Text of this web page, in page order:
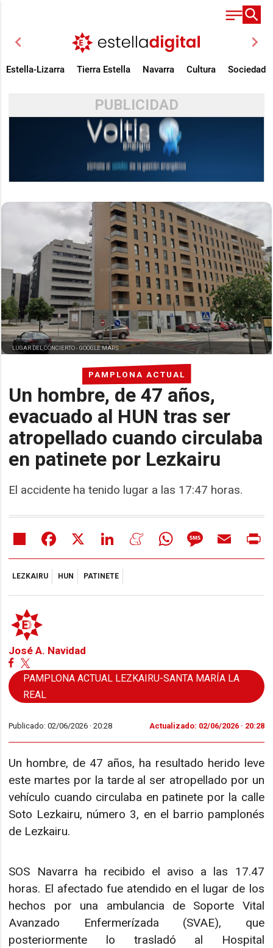
chevron_left chevron_right
Estella-Lizarra Tierra Estella Navarra Cultura Sociedad
PUBLICIDAD
PAMPLONA ACTUAL
Un hombre, de 47 años,
evacuado al HUN tras ser
atropellado cuando circulaba
en patinete por Lezkairu
El accidente ha tenido lugar a las 17:47 horas.
LUGAR DEL CONCIERTO -GOOGLE MAPS
Share Facebook LinkedIn MeneameWhatsAppMessageEmail
LEZKAIRU HUN PATINETE
José A. Navidad
PAMPLONA ACTUAL LEZKAIRU-SANTA MARÍA LA
REAL
Publicado: 02/06/2026 ·20:28 Actualizado: 02/06/2026 · 20:28
Un hombre, de 47 años, ha resultado herido leve
este martes por la tarde al ser atropellado por un
vehículo cuando circulaba en patinete por la calle
Soto Lezkairu, número 3, en el barrio pamplonés
de Lezkairu.
SOS Navarra ha recibido el aviso a las 17.47
horas. El afectado fue atendido en el lugar de los
hechos por una ambulancia de Soporte Vital
Avanzado Enfermerízada (SVAE), que
posteriormente lo trasladó al Hospital